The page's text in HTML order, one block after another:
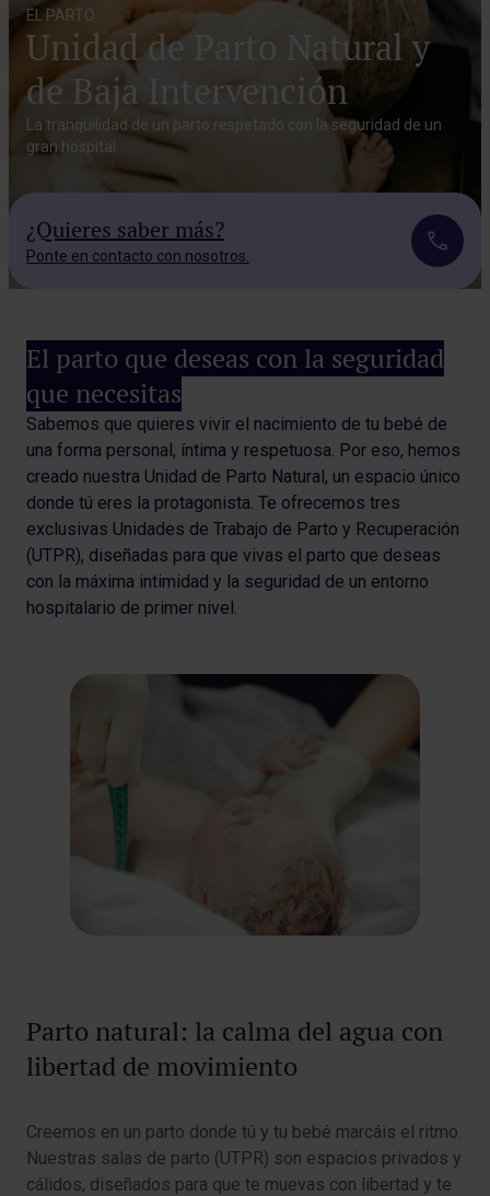
EL PARTO
Unidad de Parto Natural y
de Baja Intervención
La tranquilidad de un parto respetado con la seguridad de un
gran hospital.
¿Quieres saber más?
Ponte en contacto con nosotros.
El parto que deseas con la seguridad
que necesitas
Sabemos que quieres vivir el nacimiento de tu bebé de
una forma personal, íntima y respetuosa. Por eso, hemos
creado nuestra Unidad de Parto Natural, un espacio único
donde tú eres la protagonista. Te ofrecemos tres
exclusivas Unidades de Trabajo de Parto y Recuperación
(UTPR), diseñadas para que vivas el parto que deseas
con la máxima intimidad y la seguridad de un entorno
hospitalario de primer nivel.
Parto natural: la calma del agua con
libertad de movimiento
Creemos en un parto donde tú y tu bebé marcáis el ritmo.
Nuestras salas de parto (UTPR) son espacios privados y
cálidos, diseñados para que te muevas con libertad y te